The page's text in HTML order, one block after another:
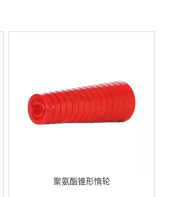
聚氨酯锥形惰轮